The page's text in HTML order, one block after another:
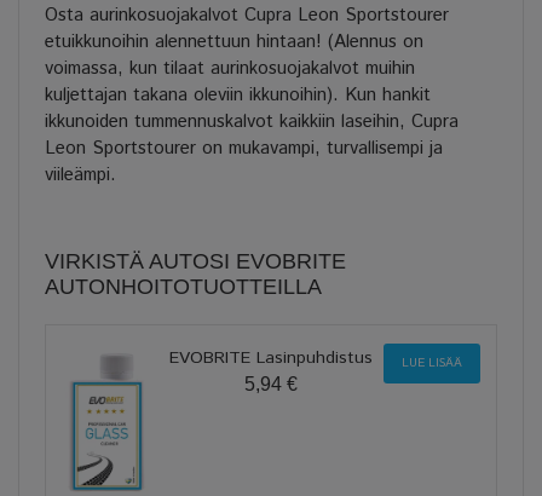
Osta aurinkosuojakalvot Cupra Leon Sportstourer
etuikkunoihin alennettuun hintaan! (Alennus on
voimassa, kun tilaat aurinkosuojakalvot muihin
kuljettajan takana oleviin ikkunoihin). Kun hankit
ikkunoiden tummennuskalvot kaikkiin laseihin, Cupra
Leon Sportstourer on mukavampi, turvallisempi ja
viileämpi.
VIRKISTÄ AUTOSI EVOBRITE
AUTONHOITOTUOTTEILLA
EVOBRITE Lasinpuhdistus
5,94 €
LUE LISÄÄ